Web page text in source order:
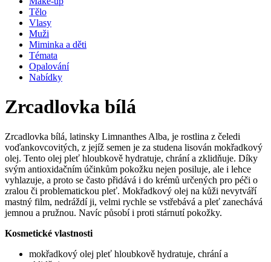
Tělo
Vlasy
Muži
Miminka a děti
Témata
Opalování
Nabídky
Zrcadlovka bílá
Zrcadlovka bílá, latinsky Limnanthes Alba, je rostlina z čeledi
voďankovcovitých, z jejíž semen je za studena lisován mokřadkový
olej. Tento olej pleť hloubkově hydratuje, chrání a zklidňuje. Díky
svým antioxidačním účinkům pokožku nejen posiluje, ale i lehce
vyhlazuje, a proto se často přidává i do krémů určených pro péči o
zralou či problematickou pleť. Mokřadkový olej na kůži nevytváří
mastný film, nedráždí ji, velmi rychle se vstřebává a pleť zanechává
jemnou a pružnou. Navíc působí i proti stárnutí pokožky.
Kosmetické vlastnosti
mokřadkový olej pleť hloubkově hydratuje, chrání a